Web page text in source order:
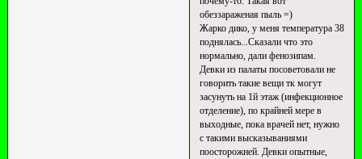
обеззараженая пыль =)
Жарко дико, у меня температура 38
поднялась...Сказали что это
нормально, дали фенозипам.
Девки из палаты посоветовали не
говорить такие вещи тк могут
засунуть на 1й этаж (инфекционное
отделение), по крайней мере в
выходные, пока врачей нет, нужно
с такими высказываниями
поосторожней. Девки опытные,